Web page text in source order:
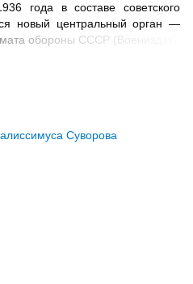
в составе советского
новый центральный орган —
обороны СССР (Воениздат)